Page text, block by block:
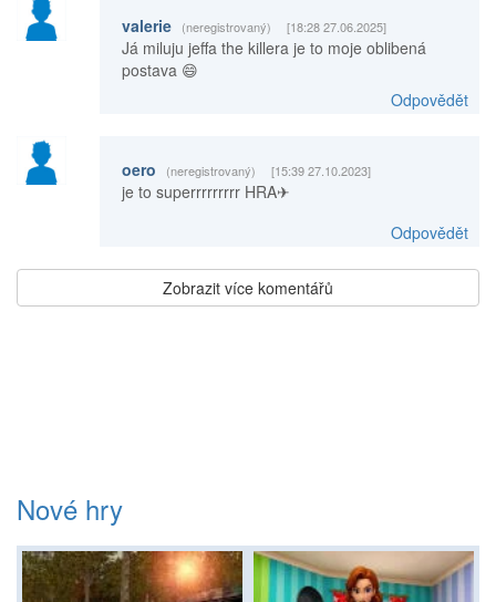
valerie (neregistrovaný) [18:28 27.06.2025]
Já miluju jeffa the killera je to moje oblibená
postava 😄
Odpovědět
oero (neregistrovaný) [15:39 27.10.2023]
je to superrrrrrrrr HRA✈
Odpovědět
Zobrazit více komentářů
Nové hry